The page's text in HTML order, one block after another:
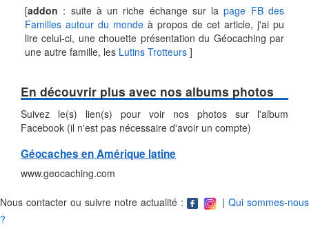
[addon : suite à un riche échange sur lapage FB des
Familles autour du monde à propos de cet article, j'ai pu
lire celui-ci, une chouette présentation du Géocaching par
une autre famille, les Lutins Trotteurs ]
En découvrir plus avec nos albums photos
Suivez le(s) lien(s) pour voir nos photos sur l'album
Facebook (il n'est pas nécessaire d'avoir un compte)
Géocaches en Amérique latine
www.geocaching.com
Nous contacter ou suivre notre actualité : | Qui sommes-nous
?